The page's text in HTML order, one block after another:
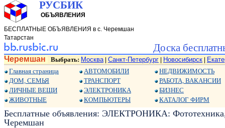
РУСБИК
ОБЪЯВЛЕНИЯ
БЕСПЛАТНЫЕ ОБЪЯВЛЕНИЯ в с. Черемшан
Татарстан
Доска
Черемшан Выбрать: Москва| Санкт-Петербург Новосибирск
Главная страница
ДОМ, СЕМЬЯ
ЛИЧНЫЕ ВЕЩИ
ЖИВОТНЫЕ
АВТОМОБИЛИ
ТРАНСПОРТ
ЭЛЕКТРОНИКА
КОМПЬЮТЕРЫ
НЕДВИЖИМОСТЬ
РАБОТА, ВАКАНСИИ
БИЗНЕС
КАТАЛОГ ФИРМ
Бесплатные объявления: ЭЛЕКТРОНИКА:
Черемшан